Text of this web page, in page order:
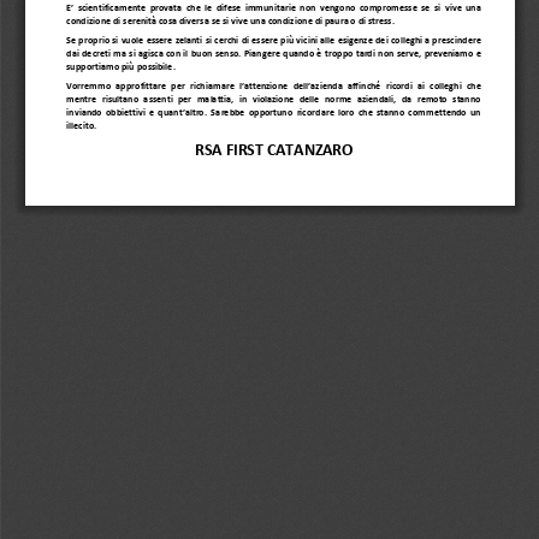
E’ scientificamente provata che le difese immunitarie non vengono compromesse se si vive una
condizione di serenità cosa diversa se si vive una condizione di paura o di stress.
Se proprio si vuole essere zelanti si cerchi di essere più vicini alle esigenze dei colleghi a prescindere
dai decreti ma si agisca con il buon senso. Piangere quando è troppo tardi non serve, preveniamo e
supportiamo più possibile.
Vorremmo approfittare per richiamare l’attenzione dell’azienda affinché ricordi ai colleghi che
mentre  risultano  assenti  per  malattia,  in  violazione  delle  norme  aziendali,  da  remoto  stanno
inviando obbiettivi e quant’altro. Sarebbe  opportuno  ricordare  loro  che  stanno  commettendo  un
illecito.
RSA FIRST CATANZARO